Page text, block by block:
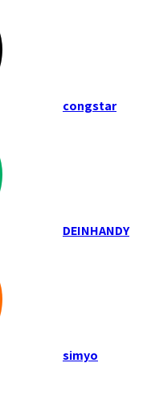
congstar
DEINHANDY
simyo